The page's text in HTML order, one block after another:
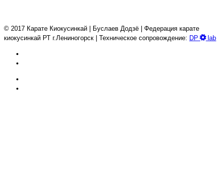
© 2017 Карате Киокуcинкай | Буслаев Додзё | Федерация карате
киокусинкай РТ г.Лениногорск | Техническое сопровождение: DP lab